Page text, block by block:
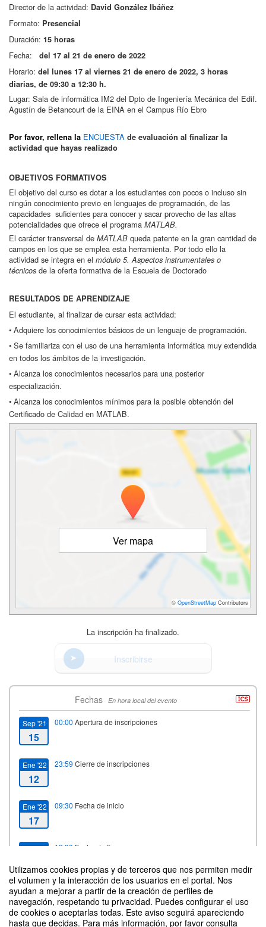
Utilizamos cookies propias y de terceros que nos permiten medir
el volumen y la interacción de los usuarios en el portal. Nos
ayudan a mejorar a partir de la creación de perfiles de
navegación, respetando tu privacidad. Puedes configurar el uso
de cookies o aceptarlas todas. Este aviso seguirá apareciendo
hasta que decidas. Para más información, por favor consulta
Director de la actividad: David González Ibáñez
Formato: Presencial
Duración: 15 horas
Fecha: del 17 al 21 de enero de 2022
Horario: del lunes 17 al viernes 21 de enero de 2022, 3 horas
diarias, de 09:30 a 12:30 h.
Lugar: Sala de informática IM2 del Dpto de Ingeniería Mecánica del Edif.
Agustín de Betancourt de la EINA en el Campus Río Ebro
Por favor, rellena la ENCUESTA de evaluación al finalizar la
actividad que hayas realizado
OBJETIVOS FORMATIVOS
El objetivo del curso es dotar a los estudiantes con pocos o incluso sin
ningún conocimiento previo en lenguajes de programación, de las
capacidades suficientes para conocer y sacar provecho de las altas
potencialidades que ofrece el programa MATLAB.
El carácter transversal de MATLAB queda patente en la gran cantidad de
campos en los que se emplea esta herramienta. Por todo ello la
actividad se integra en el módulo 5. Aspectos instrumentales o
técnicos de la oferta formativa de la Escuela de Doctorado
RESULTADOS DE APRENDIZAJE
El estudiante, al finalizar de cursar esta actividad:
• Adquiere los conocimientos básicos de un lenguaje de programación.
• Se familiariza con el uso de una herramienta informática muy extendida
en todos los ámbitos de la investigación.
• Alcanza los conocimientos necesarios para una posterior
especialización.
• Alcanza los conocimientos mínimos para la posible obtención del
Certificado de Calidad en MATLAB.
Ver mapa
© OpenStreetMap Contributors
La inscripción ha finalizado.
Inscribirse
Fechas En hora local del evento
Sep '21
15
00:00 Apertura de inscripciones
Ene '22
12
23:59 Cierre de inscripciones
Ene '22
17
09:30 Fecha de inicio
Ene '22 12:30 Fecha de fin
Contacto